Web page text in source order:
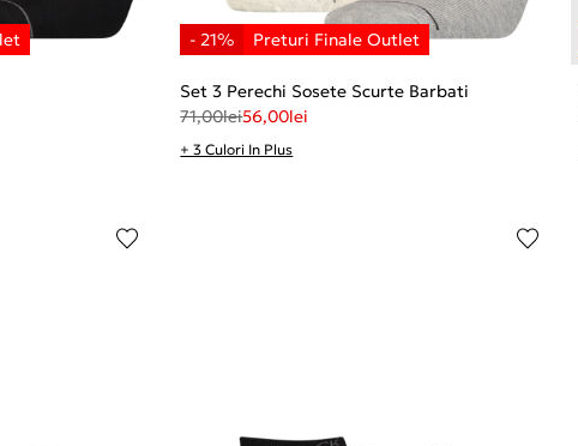
Set 3 Perechi Sosete Scurte Barbati
71,00lei56,00lei
+ 3 Culori In Plus